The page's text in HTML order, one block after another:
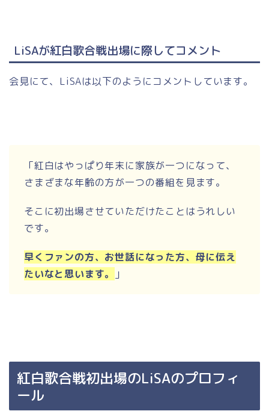
LiSAが紅白歌合戦出場に際してコメント
会見にて、LiSAは以下のようにコメントしています。
「紅白はやっぱり年末に家族が一つになって、
さまざまな年齢の方が一つの番組を見ます。
そこに初出場させていただけたことはうれしい
です。
早くファンの方、お世話になった方、母に伝え
たいなと思います。
」
紅白歌合戦初出場のLiSAのプロフィ
ール